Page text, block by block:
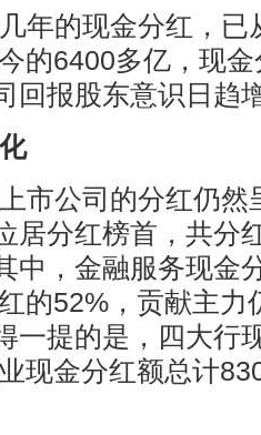
年的现金分红，已
的6400多亿，现
回报股东意识日趋
市公司的分红仍然
居分红榜首，共分
中，金融服务现金
的52%，贡献主力
一提的是，四大行
现金分红额总计